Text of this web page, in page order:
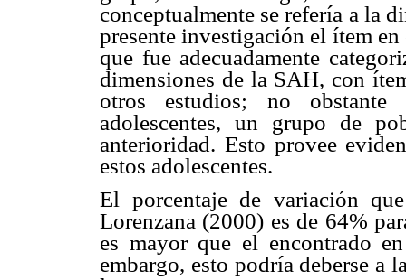
conceptualmente se refería a la
presente investigación el ítem
que fue adecuadamente
dimensiones de la SAH, con
otros estudios; no
adolescentes, un grupo de
anterioridad. Esto provee
estos adolescentes.
El porcentaje de variación
Lorenzana (2000) es de 64%
es mayor que el encontrado
embargo, esto podría deberse a